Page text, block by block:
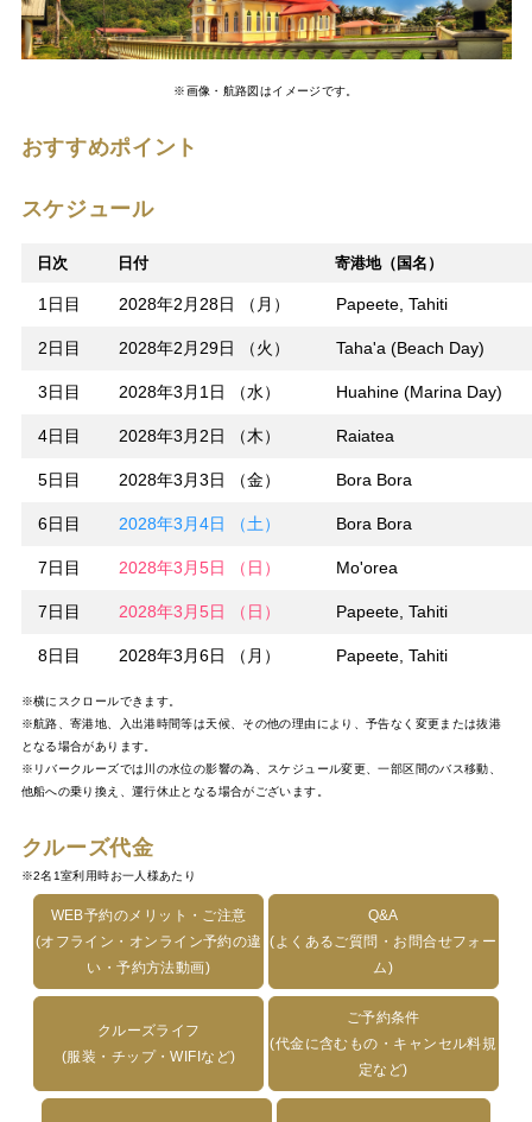
※画像・航路図はイメージです。
おすすめポイント
スケジュール
日次 日付 寄港地（国名）
1日目 2028年2月28日 （月） Papeete, Tahiti
2日目 2028年2月29日 （火） Taha'a (Beach Day)
3日目 2028年3月1日 （水） Huahine (Marina Day)
4日目 2028年3月2日 （木） Raiatea
5日目 2028年3月3日 （金） Bora Bora
6日目 2028年3月4日 （土） Bora Bora
7日目 2028年3月5日 （日） Mo'orea
7日目 2028年3月5日 （日） Papeete, Tahiti
8日目 2028年3月6日 （月） Papeete, Tahiti
※横にスクロールできます。
※航路、寄港地、入出港時間等は天候、その他の理由により、予告なく変更または抜港
となる場合があります。
※リバークルーズでは川の水位の影響の為、スケジュール変更、一部区間のバス移動、
他船への乗り換え、運行休止となる場合がございます。
クルーズ代金
※2名1室利用時お一人様あたり
WEB予約のメリット・ご注意
(オフライン・オンライン予約の違
い・予約方法動画)
Q&A
(よくあるご質問・お問合せフォー
ム)
クルーズライフ
(服装・チップ・WIFIなど)
ご予約条件
(代金に含むもの・キャンセル料規
定など)